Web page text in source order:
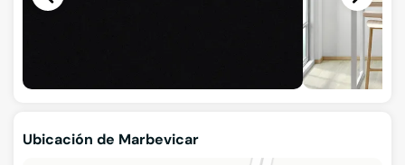
Ubicación de Marbevicar